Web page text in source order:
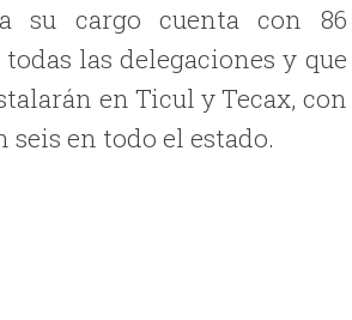
su cargo cuenta con 86
las delegaciones y que
en Ticul y Tecax, con
seis en todo el estado.